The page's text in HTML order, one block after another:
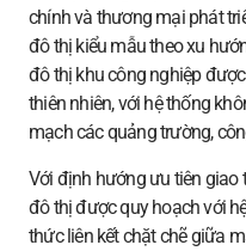
chính và thương mại phát
đô thị kiểu mẫu theo xu
đô thị khu công nghiệp
thiên nhiên, với hệ thống
mạch các quảng trường,
Với định hướng ưu tiên giao
đô thị được quy hoạch với
thức liên kết chặt chẽ giữa